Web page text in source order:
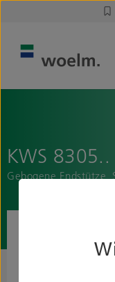
KWS 8305..
Gebogene Endstütze,